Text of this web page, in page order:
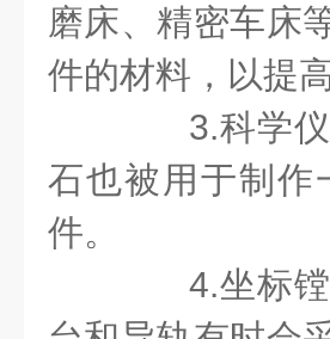
磨床、精密车床
件的材料，以提
3.科学仪
石也被用于制作
件。
4.坐标镗